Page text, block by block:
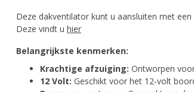
Deze dakventilator kunt u aansluiten met
Deze vindt u hier
Belangrijkste kenmerken:
Krachtige afzuiging: Ontworpen
12 Volt: Geschikt voor het 12-volt